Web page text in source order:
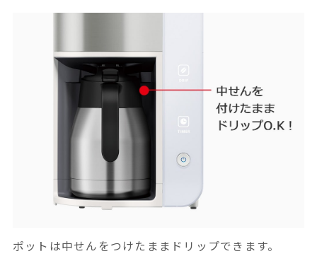
ポットは中せんをつけたままドリップできます。